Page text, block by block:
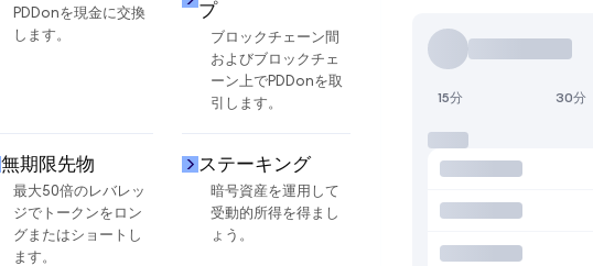
PDDonを現金に交換
します。
プ
ブロックチェーン間
およびブロックチェ
ーン上でPDDonを取
引します。
無期限先物
最大50倍のレバレッ
ジでトークンをロン
グまたはショートし
ます。
ステーキング
暗号資産を運用して
受動的所得を得まし
ょう。
15分 30分